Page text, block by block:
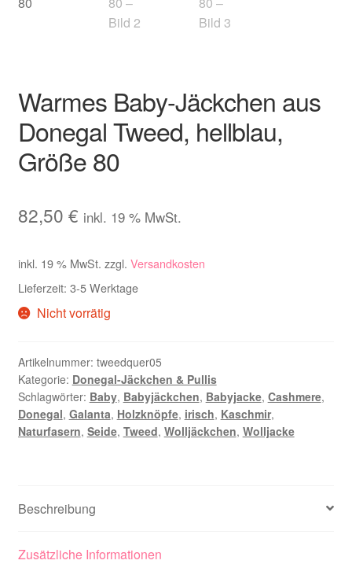
Warmes Baby-Jäckchen aus
Donegal Tweed, hellblau,
Größe 80
82,50 € inkl. 19 % MwSt.
inkl. 19 % MwSt. zzgl. Versandkosten
Lieferzeit: 3-5 Werktage
Nicht vorrätig
Artikelnummer: tweedquer05
Kategorie: Donegal-Jäckchen & Pullis
Schlagwörter: Baby, Babyjäckchen, Babyjacke, Cashmere,
Donegal, Galanta, Holzknöpfe, irisch, Kaschmir,
Naturfasern, Seide, Tweed, Wolljäckchen, Wolljacke
Beschreibung
Zusätzliche Informationen